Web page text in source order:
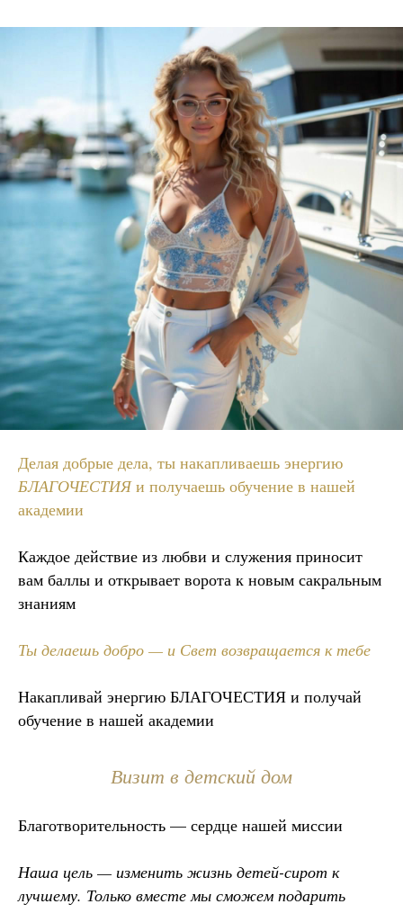
Делая добрые дела, ты накапливаешь энергию
БЛАГОЧЕСТИЯи получаешь обучение в нашей
академии
Каждое действие из любви и служения приносит
вам баллы и открывает ворота к новым сакральным
знаниям
Ты делаешь добро — и Свет возвращается к тебе
Накапливай энергию БЛАГОЧЕСТИЯ и получай
обучение в нашей академии
Визит в детский дом
Благотворительность — сердце нашей миссии
Наша цель — изменить жизнь детей-сирот к
лучшему. Только вместе мы сможем подарить